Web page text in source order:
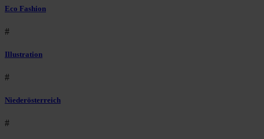
Eco Fashion
#
Illustration
#
Niederösterreich
#